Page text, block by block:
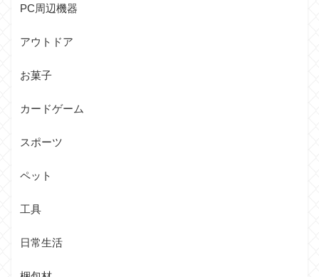
PC周辺機器
アウトドア
お菓子
カードゲーム
スポーツ
ペット
工具
日常生活